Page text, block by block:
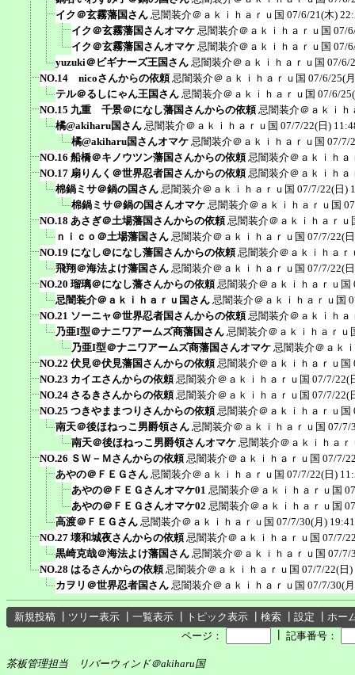
イク＠玄霧藩国さん 忌闇装介＠ａｋｉｈａｒｕ国 07/6/21(木)
イク＠玄霧藩国さんオマケ 忌闇装介＠ａｋｉｈａｒｕ国 07/
イク＠玄霧藩国さんオマケ 忌闇装介＠ａｋｉｈａｒｕ国 07/
yuzuki＠ビギナーズ王国さん 忌闇装介＠ａｋｉｈａｒｕ国 07/6/
NO.14 nicoさんからの依頼 忌闇装介＠ａｋｉｈａｒｕ国 07/6/25(
テル＠るしにゃん王国さん 忌闇装介＠ａｋｉｈａｒｕ国 07/6/
NO.15 九重 千景＠になし藩国さんからの依頼 忌闇装介＠ａｋｉｈ
橘@akiharu国さん 忌闇装介＠ａｋｉｈａｒｕ国 07/7/22(日)
橘@akiharu国さんオマケ 忌闇装介＠ａｋｉｈａｒｕ国 07/7/
NO.16 船橋＠キノウツン藩国さんからの依頼 忌闇装介＠ａｋｉｈａ
NO.17 扇りんく＠世界忍者国さんからの依頼 忌闇装介＠ａｋｉｈａ
棉鍋ミサ＠鍋の国さん 忌闇装介＠ａｋｉｈａｒｕ国 07/7/22(日)
棉鍋ミサ＠鍋の国さんオマケ 忌闇装介＠ａｋｉｈａｒｕ国
NO.18 あさぎ＠土場藩国さんからの依頼 忌闇装介＠ａｋｉｈａｒｕ
ｎｉｃｏ＠土場藩国さん 忌闇装介＠ａｋｉｈａｒｕ国 07/7/22(
NO.19 になし＠になし藩国さんからの依頼 忌闇装介＠ａｋｉｈａｒ
飛翔＠海法よけ藩国さん 忌闇装介＠ａｋｉｈａｒｕ国 07/7/22(
NO.20 瑠璃＠になし藩さんからの依頼 忌闇装介＠ａｋｉｈａｒｕ国
忌闇装介＠ａｋｉｈａｒｕ国さん 忌闇装介＠ａｋｉｈａｒｕ国
NO.21 ソーニャ＠世界忍者国さんからの依頼 忌闇装介＠ａｋｉｈａ
乃亜I型＠ナニワアームズ商藩国さん 忌闇装介＠ａｋｉｈａｒｕ
乃亜I型＠ナニワアームズ商藩国さんオマケ 忌闇装介＠ａｋ
NO.22 伏見＠伏見藩国さんからの依頼 忌闇装介＠ａｋｉｈａｒｕ国
NO.23 カイエさんからの依頼 忌闇装介＠ａｋｉｈａｒｕ国 07/7/22(
NO.24 さるきさんからの依頼 忌闇装介＠ａｋｉｈａｒｕ国 07/7/22(
NO.25 つきやままつりさんからの依頼 忌闇装介＠ａｋｉｈａｒｕ国
南天＠後ほねっこ男爵領さん 忌闇装介＠ａｋｉｈａｒｕ国 07/7/
南天＠後ほねっこ男爵領さんオマケ 忌闇装介＠ａｋｉｈａｒ
NO.26 ＳＷ－Ｍさんからの依頼 忌闇装介＠ａｋｉｈａｒｕ国 07/7/
あやの＠ＦＥＧさん 忌闇装介＠ａｋｉｈａｒｕ国 07/7/22(日)
あやの＠ＦＥＧさんオマケ01 忌闇装介＠ａｋｉｈａｒｕ国
あやの＠ＦＥＧさんオマケ02 忌闇装介＠ａｋｉｈａｒｕ国
高渡＠ＦＥＧさん 忌闇装介＠ａｋｉｈａｒｕ国 07/7/30(月) 19:41
NO.27 壊和城夜さんからの依頼 忌闇装介＠ａｋｉｈａｒｕ国 07/7/
黒崎克哉＠海法よけ藩国さん 忌闇装介＠ａｋｉｈａｒｕ国 07/7/
NO.28 はるさんからの依頼 忌闇装介＠ａｋｉｈａｒｕ国 07/7/22(日)
カヲリ＠世界忍者国さん 忌闇装介＠ａｋｉｈａｒｕ国 07/7/30(
新規投稿 ツリー表示 一覧表示 トピック表示 検索 設定
ホー
ページ：
記事番号：
茶板管理担当 リバーウィンド＠akiharu国